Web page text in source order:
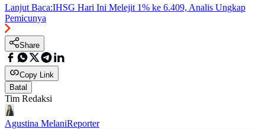
Lanjut Baca:IHSG Hari Ini Melejit 1% ke 6.409, Analis Ungkap
Pemicunya
Share
Copy Link
Batal
Tim Redaksi
Agustina MelaniReporter